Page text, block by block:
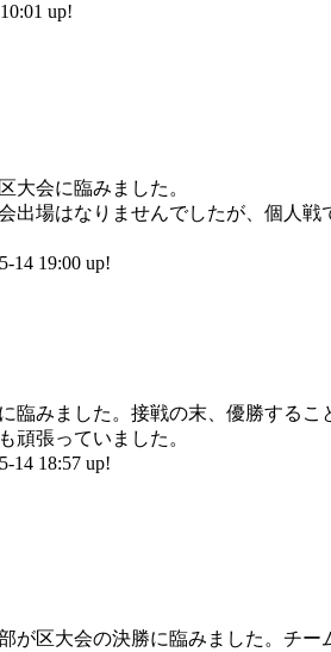
up!
大会に臨みました。
出場はなりませんでしたが、個人
14 19:00 up!
臨みました。接戦の末、優勝するこ
頑張っていました。
14 18:57 up!
が区大会の決勝に臨みました。チ